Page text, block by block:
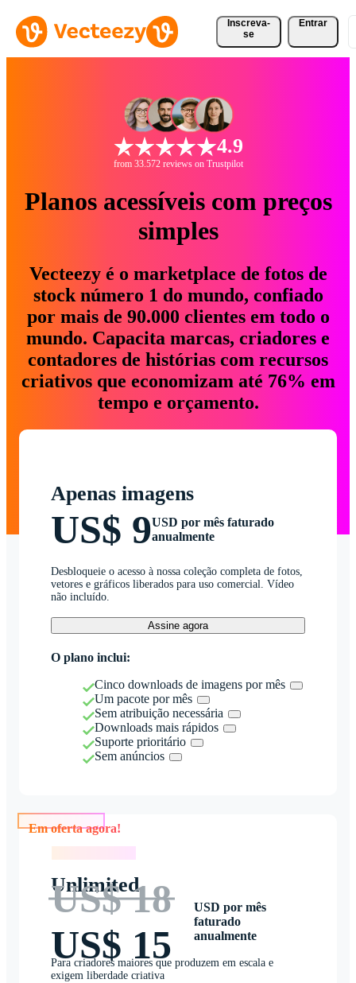
Inscreva-
se
Entrar
4.9
from 33.572 reviews on Trustpilot
Planos acessíveis com preços
simples
Vecteezy é o marketplace de fotos de
stock número 1 do mundo, confiado
por mais de 90.000 clientes em todo o
mundo. Capacita marcas, criadores e
contadores de histórias com recursos
criativos que economizam até 76% em
tempo e orçamento.
Apenas imagens
US$ 9USD por mês faturado
anualmente
Desbloqueie o acesso à nossa coleção completa de fotos,
vetores e gráficos liberados para uso comercial. Vídeo
não incluído.
Assine agora
O plano inclui:
Cinco downloads de imagens por mês
Um pacote por mês
Sem atribuição necessária
Downloads mais rápidos
Suporte prioritário
Sem anúncios
Unlimited
US$ 18
US$ 15
USD por mês
faturado
anualmente
Para criadores maiores que produzem em escala e
exigem liberdade criativa